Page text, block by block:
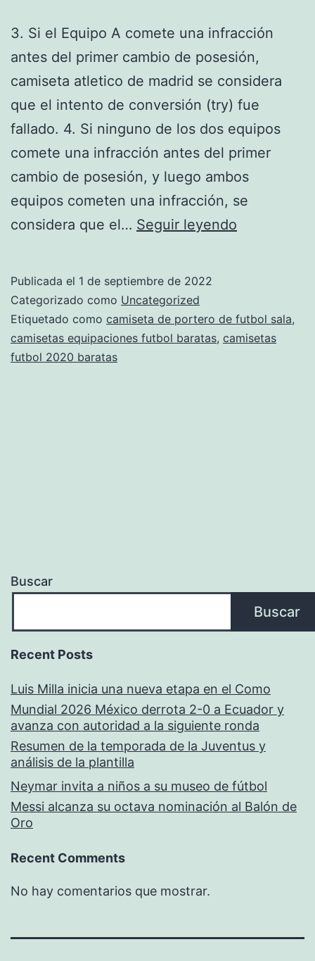
3. Si el Equipo A comete una infracción
antes del primer cambio de posesión,
camiseta atletico de madrid se considera
que el intento de conversión (try) fue
fallado. 4. Si ninguno de los dos equipos
comete una infracción antes del primer
cambio de posesión, y luego ambos
equipos cometen una infracción, se
considera que el… Seguir leyendo
Publicada el 1 de septiembre de 2022
Categorizado como Uncategorized
Etiquetado como camiseta de portero de futbol sala,
camisetas equipaciones futbol baratas, camisetas
futbol 2020 baratas
Buscar
Buscar
Recent Posts
Luis Milla inicia una nueva etapa en el Como
Mundial 2026 México derrota 2-0 a Ecuador y
avanza con autoridad a la siguiente ronda
Resumen de la temporada de la Juventus y
análisis de la plantilla
Neymar invita a niños a su museo de fútbol
Messi alcanza su octava nominación al Balón de
Oro
Recent Comments
No hay comentarios que mostrar.